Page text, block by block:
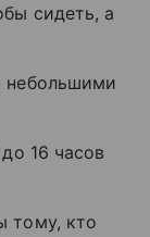
сидеть, а
небольшими
16 часов
тому, кто